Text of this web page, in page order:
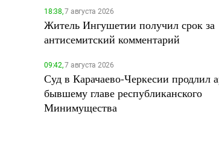
18:38,7 августа 2026
Житель Ингушетии получил срок за
антисемитский комментарий
09:42,7 августа 2026
Суд в Карачаево-Черкесии продлил
бывшему главе республиканского
Минимущества